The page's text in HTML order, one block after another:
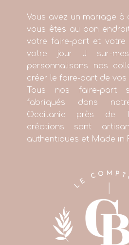
Vous avez un mariage à
vous êtes au bon
votre faire-part et votre
votre jour J sur-
personnalisons nos
créer le faire-part de vos
Tous nos faire-part
fabriqués dans
Occitanie près de
créations sont
authentiques et Made in